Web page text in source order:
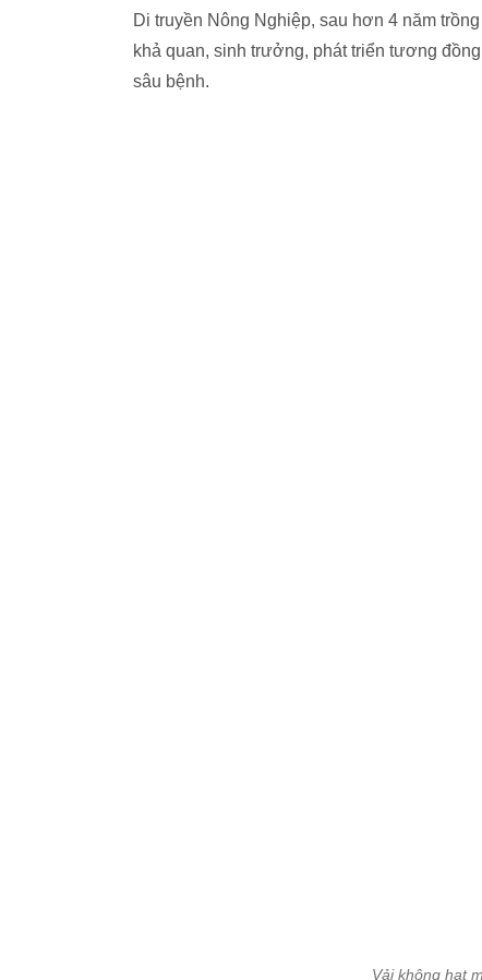
Di truyền Nông Nghiệp, sau hơn 4 năm
khả quan, sinh trưởng, phát triển tương
sâu bệnh.
Vải không hạt